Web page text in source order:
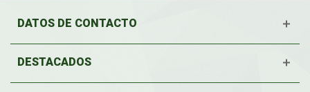
DATOS DE CONTACTO
DESTACADOS